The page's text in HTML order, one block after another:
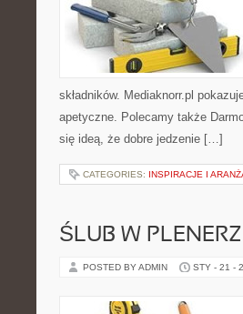
składników. Mediaknorr.pl
apetyczne. Polecamy także
się ideą, że dobre jedzenie […]
CATEGORIES: INSPIRACJE I
ŚLUB W
POSTED BY ADMIN STY - 21 -